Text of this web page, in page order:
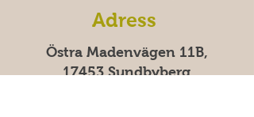
Adress
Östra Madenvägen 11B,
17453 Sundbyberg